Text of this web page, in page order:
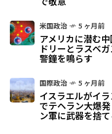
米国政治 5 ヶ月前
アメリカに潜む
ドリーとラスベ
警鐘を鳴らす
国際政治 5 ヶ月前
イスラエルがイ
でテヘラン大爆
ン軍に武器を捨